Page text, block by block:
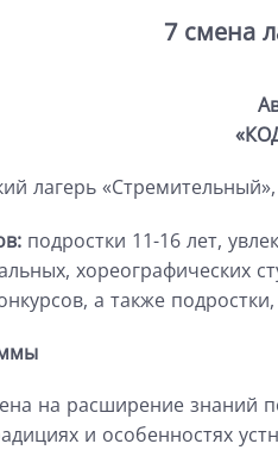
7 смена
«
лагерь
подростки 11-16 лет,
хореографических
а также
на расширение знаний
и особенностях